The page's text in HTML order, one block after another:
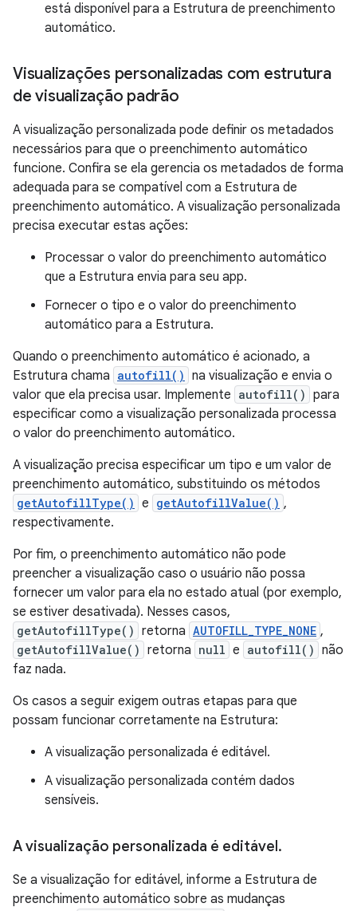
está disponível para a Estrutura de preenchimento
automático.
Visualizações personalizadas com estrutura
de visualização padrão
A visualização personalizada pode definir os metadados
necessários para que o preenchimento automático
funcione. Confira se ela gerencia os metadados de forma
adequada para se compatível com a Estrutura de
preenchimento automático. A visualização personalizada
precisa executar estas ações:
Processar o valor do preenchimento automático
que a Estrutura envia para seu app.
Fornecer o tipo e o valor do preenchimento
automático para a Estrutura.
Quando o preenchimento automático é acionado, a
Estrutura chama autofill() na visualização e envia o
valor que ela precisa usar. Implemente autofill() para
especificar como a visualização personalizada processa
o valor do preenchimento automático.
A visualização precisa especificar um tipo e um valor de
preenchimento automático, substituindo os métodos
getAutofillType() e getAutofillValue() ,
respectivamente.
Por fim, o preenchimento automático não pode
preencher a visualização caso o usuário não possa
fornecer um valor para ela no estado atual (por exemplo,
se estiver desativada). Nesses casos,
getAutofillType() retorna AUTOFILL_TYPE_NONE ,
getAutofillValue() retorna null e autofill() não
faz nada.
Os casos a seguir exigem outras etapas para que
possam funcionar corretamente na Estrutura:
A visualização personalizada é editável.
A visualização personalizada contém dados
sensíveis.
A visualização personalizada é editável .
Se a visualização for editável, informe a Estrutura de
preenchimento automático sobre as mudanças